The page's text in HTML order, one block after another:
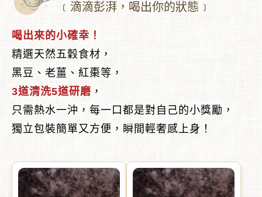
﹝滴滴彭湃，喝出你的狀態﹞
喝出來的小確幸！
精選天然五穀食材，
黑豆、老薑、紅棗等，
3道清洗5道研磨 ，
只需熱水一沖，每一口都是對自己的小獎勵，
獨立包裝簡單又方便，瞬間輕奢感上身！